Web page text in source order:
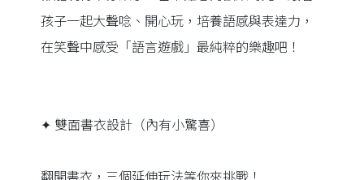
孩子一起大聲唸、開心玩，培養語感與表達力，
在笑聲中感受「語言遊戲」最純粹的樂趣吧！
✦ 雙面書衣設計（內有小驚喜）